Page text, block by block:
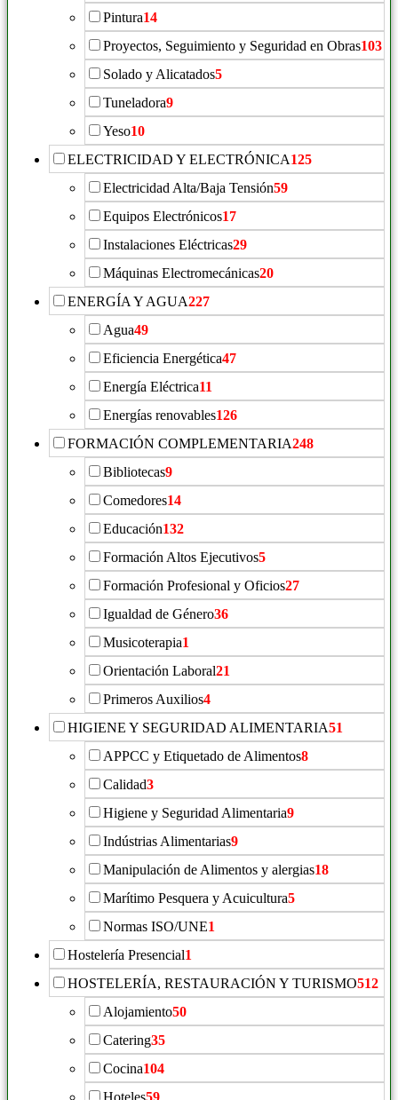
Pintura14
Proyectos, Seguimiento y Seguridad en Obras103
Solado y Alicatados5
Tuneladora9
Yeso10
ELECTRICIDAD Y ELECTRÓNICA125
Electricidad Alta/Baja Tensión59
Equipos Electrónicos17
Instalaciones Eléctricas29
Máquinas Electromecánicas20
ENERGÍA Y AGUA227
Agua49
Eficiencia Energética47
Energía Eléctrica11
Energías renovables126
FORMACIÓN COMPLEMENTARIA248
Bibliotecas9
Comedores14
Educación132
Formación Altos Ejecutivos5
Formación Profesional y Oficios27
Igualdad de Género36
Musicoterapia1
Orientación Laboral21
Primeros Auxilios4
HIGIENE Y SEGURIDAD ALIMENTARIA51
APPCC y Etiquetado de Alimentos8
Calidad3
Higiene y Seguridad Alimentaria9
Indústrias Alimentarias9
Manipulación de Alimentos y alergias18
Marítimo Pesquera y Acuicultura5
Normas ISO/UNE1
Hostelería Presencial1
HOSTELERÍA, RESTAURACIÓN Y TURISMO512
Alojamiento50
Catering35
Cocina104
Hoteles59